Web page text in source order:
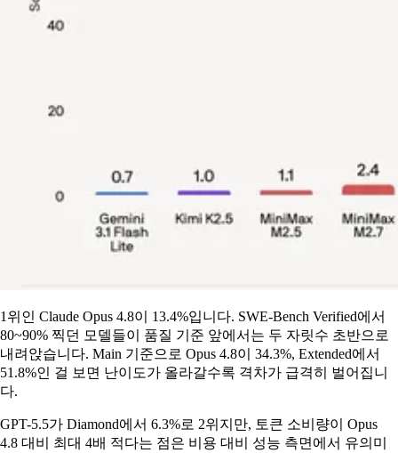
1위인 Claude Opus 4.8이 13.4%입니다. SWE-Bench Verified에서
80~90% 찍던 모델들이 품질 기준 앞에서는 두 자릿수 초반으로
내려앉습니다. Main 기준으로 Opus 4.8이 34.3%, Extended에서
51.8%인 걸 보면 난이도가 올라갈수록 격차가 급격히 벌어집니
다.
GPT-5.5가 Diamond에서 6.3%로 2위지만, 토큰 소비량이 Opus
4.8 대비 최대 4배 적다는 점은 비용 대비 성능 측면에서 유의미